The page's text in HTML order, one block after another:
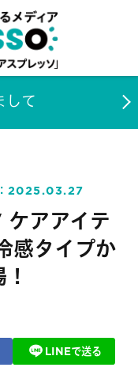
して
2025.03.27
アアイテ
感タイプか
LINEで送る